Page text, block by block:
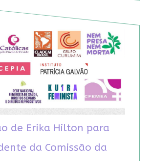
de Erika Hilton para
da Comissão da